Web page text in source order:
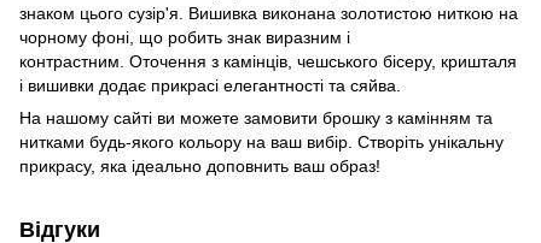
знаком цього сузір'я. Вишивка виконана золотистою ниткою на
чорному фоні, що робить знак виразним і
контрастним. Оточення з камінців, чешського бісеру, кришталя
і вишивки додає прикрасі елегантності та сяйва.
На нашому сайті ви можете замовити брошку з камінням та
нитками будь-якого кольору на ваш вибір. Створіть унікальну
прикрасу, яка ідеально доповнить ваш образ!
Відгуки